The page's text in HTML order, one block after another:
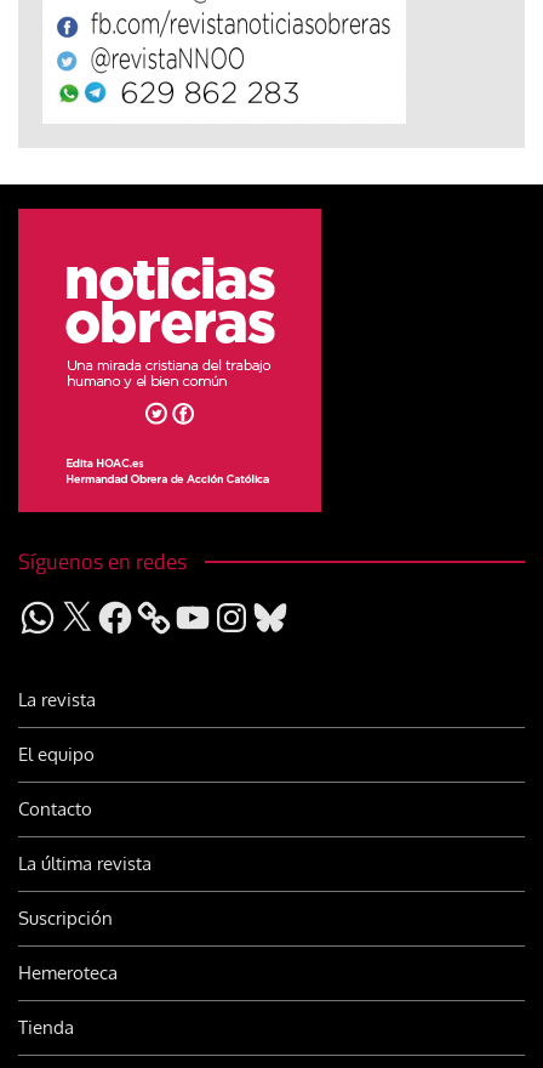
Síguenos en redes
WhatsApp
X Facebook YouTubeInstagram
Bluesky
La revista
El equipo
Contacto
La última revista
Suscripción
Hemeroteca
Tienda